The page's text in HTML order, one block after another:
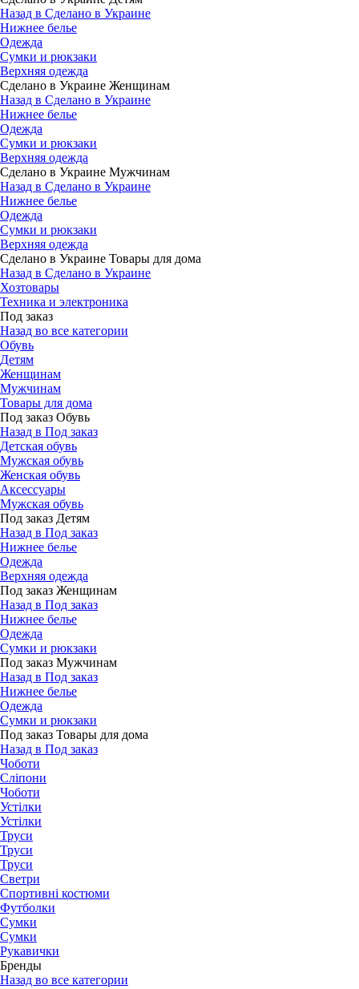
Назад в Сделано в Украине
Нижнее белье
Одежда
Сумки и рюкзаки
Верхняя одежда
Сделано в Украине Женщинам
Назад в Сделано в Украине
Нижнее белье
Одежда
Сумки и рюкзаки
Верхняя одежда
Сделано в Украине Мужчинам
Назад в Сделано в Украине
Нижнее белье
Одежда
Сумки и рюкзаки
Верхняя одежда
Сделано в Украине Товары для дома
Назад в Сделано в Украине
Хозтовары
Техника и электроника
Под заказ
Назад во все категории
Обувь
Детям
Женщинам
Мужчинам
Товары для дома
Под заказ Обувь
Назад в Под заказ
Детская обувь
Мужская обувь
Женская обувь
Аксессуары
Мужская обувь
Под заказ Детям
Назад в Под заказ
Нижнее белье
Одежда
Верхняя одежда
Под заказ Женщинам
Назад в Под заказ
Нижнее белье
Одежда
Сумки и рюкзаки
Под заказ Мужчинам
Назад в Под заказ
Нижнее белье
Одежда
Сумки и рюкзаки
Под заказ Товары для дома
Назад в Под заказ
Чоботи
Сліпони
Чоботи
Устілки
Устілки
Труси
Труси
Труси
Светри
Спортивні костюми
Футболки
Сумки
Сумки
Рукавички
Бренды
Назад во все категории